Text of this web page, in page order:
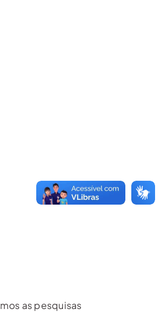
as pesquisas